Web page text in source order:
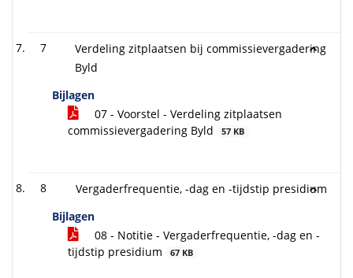
7
Verdeling zitplaatsen bij commissievergadering
Byld
Bijlagen
07 - Voorstel - Verdeling zitplaatsen
commissievergadering Byld
57 KB
8
Vergaderfrequentie, -dag en -tijdstip presidium
Bijlagen
08 - Notitie - Vergaderfrequentie, -dag en -
tijdstip presidium
67 KB